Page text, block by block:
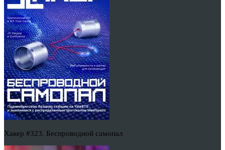
Хакер #323. Беспроводной самопал